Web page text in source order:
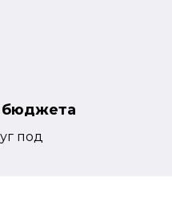
бюджета
под